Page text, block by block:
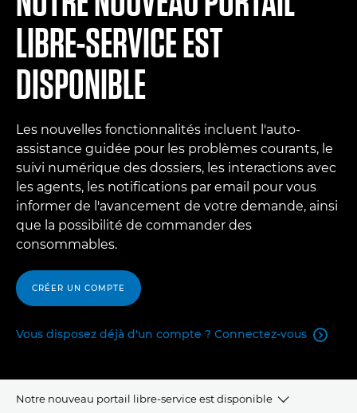
LIBRE-SERVICE EST
DISPONIBLE
Les nouvelles fonctionnalités incluent l'auto-
assistance guidée pour les problèmes courants, le
suivi numérique des dossiers, les interactions avec
les agents, les notifications par email pour vous
informer de l'avancement de votre demande, ainsi
que la possibilité de commander des
consommables.
CRÉER UN COMPTE
Vous disposez déjà d'un compte ? Connectez-vous 
Notre nouveau portail libre-service est disponible